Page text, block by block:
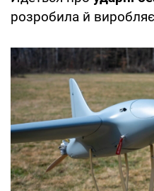
розробила й